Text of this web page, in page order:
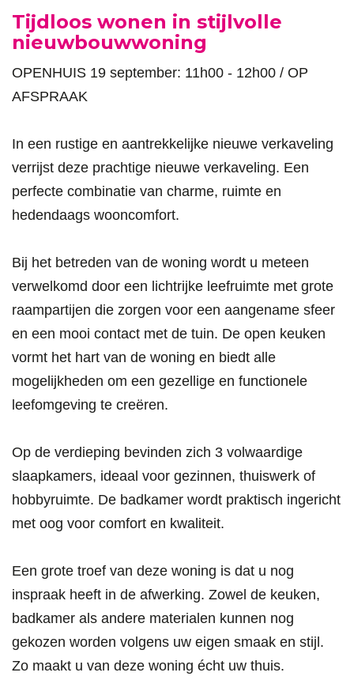
Omschrijving
Tijdloos wonen in stijlvolle
nieuwbouwwoning
OPENHUIS 19 september: 11h00 - 12h00 / OP
AFSPRAAK
In een rustige en aantrekkelijke nieuwe verkaveling
verrijst deze prachtige nieuwe verkaveling. Een
perfecte combinatie van charme, ruimte en
hedendaags wooncomfort.
Bij het betreden van de woning wordt u meteen
verwelkomd door een lichtrijke leefruimte met grote
raampartijen die zorgen voor een aangename sfeer
en een mooi contact met de tuin. De open keuken
vormt het hart van de woning en biedt alle
mogelijkheden om een gezellige en functionele
leefomgeving te creëren.
Op de verdieping bevinden zich 3 volwaardige
slaapkamers, ideaal voor gezinnen, thuiswerk of
hobbyruimte. De badkamer wordt praktisch ingericht
met oog voor comfort en kwaliteit.
Een grote troef van deze woning is dat u nog
inspraak heeft in de afwerking. Zowel de keuken,
badkamer als andere materialen kunnen nog
gekozen worden volgens uw eigen smaak en stijl.
Zo maakt u van deze woning écht uw thuis.